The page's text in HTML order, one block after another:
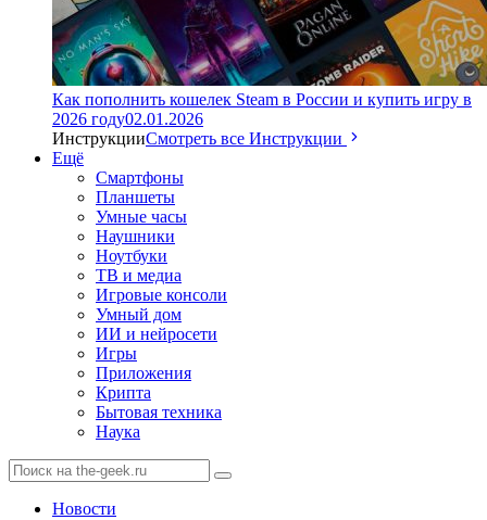
Как пополнить кошелек Steam в России и купить игру в
2026 году02.01.2026
ИнструкцииСмотреть все Инструкции
Ещё
Смартфоны
Планшеты
Умные часы
Наушники
Ноутбуки
ТВ и медиа
Игровые консоли
Умный дом
ИИ и нейросети
Игры
Приложения
Крипта
Бытовая техника
Наука
Новости